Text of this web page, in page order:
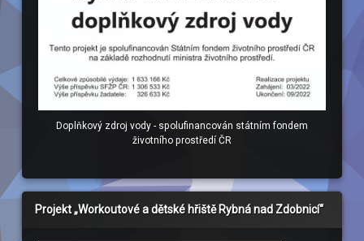
Doplňkový zdroj vody - spolufinancován státním fondem
životního prostředí ČR
Projekt „Workoutové a dětské hřiště Rybná nad Zdobnicí“